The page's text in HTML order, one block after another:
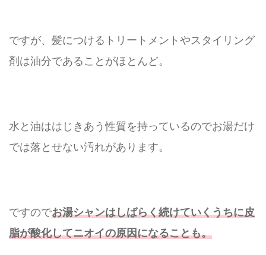
ですが、髪につけるトリートメントやスタイリング
剤は油分であることがほとんど。
水と油ははじきあう性質を持っているのでお湯だけ
では落とせない汚れがあります。
ですのでお湯シャンはしばらく続けていくうちに皮
脂が酸化してニオイの原因になることも。